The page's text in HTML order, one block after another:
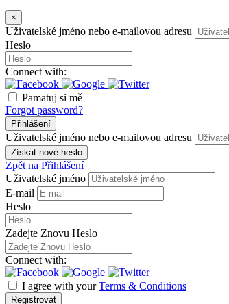
×
Uživatelské jméno nebo e-mailovou adresu
Heslo
Connect with:
Pamatuj si mě
Forgot password?
Přihlášení
Uživatelské jméno nebo e-mailovou adresu
Získat nové heslo
Zpět na Přihlášení
Uživatelské jméno
E-mail
Heslo
Zadejte Znovu Heslo
Connect with:
I agree with yourTerms & Conditions
Registrovat